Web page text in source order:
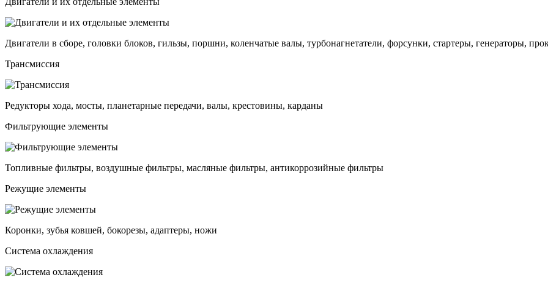
Двигатели в сборе, головки блоков, гильзы, поршни, коленчатые валы, турбонагнетатели, форсунки, стартеры, генераторы,
Трансмиссия
Редукторы хода, мосты, планетарные передачи, валы, крестовины, карданы
Фильтрующие элементы
Топливные фильтры, воздушные фильтры, масляные фильтры, антикоррозийные фильтры
Режущие элементы
Коронки, зубья ковшей, бокорезы, адаптеры, ножи
Система охлаждения